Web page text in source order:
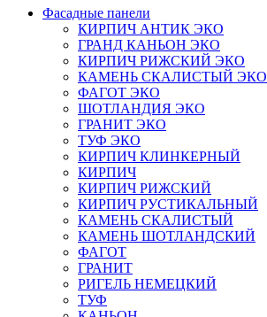
Фасадные панели
КИРПИЧ АНТИК ЭКО
ГРАНД КАНЬОН ЭКО
КИРПИЧ РИЖСКИЙ ЭКО
КАМЕНЬ СКАЛИСТЫЙ ЭКО
ФАГОТ ЭКО
ШОТЛАНДИЯ ЭКО
ГРАНИТ ЭКО
ТУФ ЭКО
КИРПИЧ КЛИНКЕРНЫЙ
КИРПИЧ
КИРПИЧ РИЖСКИЙ
КИРПИЧ РУСТИКАЛЬНЫЙ
КАМЕНЬ СКАЛИСТЫЙ
КАМЕНЬ ШОТЛАНДСКИЙ
ФАГОТ
ГРАНИТ
РИГЕЛЬ НЕМЕЦКИЙ
ТУФ